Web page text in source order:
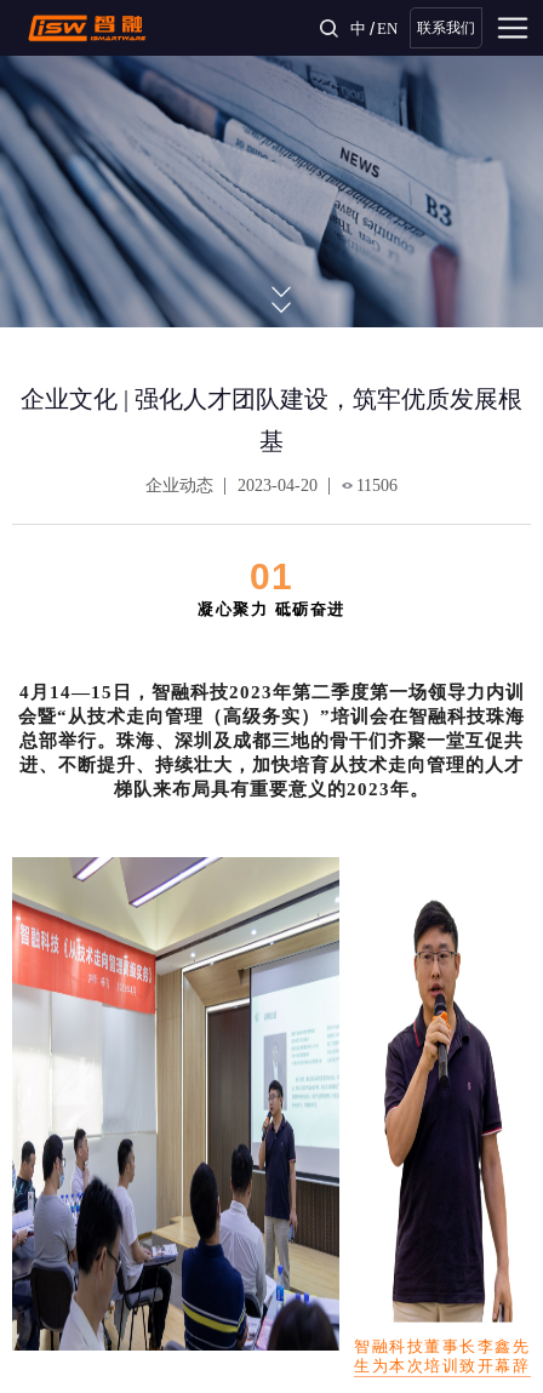
中 /EN 联系我们
企业文化 | 强化人才团队建设，筑牢优质发展根
基
企业动态 2023-04-20 11506
01
凝心聚力 砥砺奋进
4月14—15日，智融科技2023年第二季度第一场领导力内训
会暨“从技术走向管理（高级务实）”培训会在智融科技珠海
总部举行。珠海、深圳及成都三地的骨干们齐聚一堂互促共
进、不断提升、持续壮大，加快培育从技术走向管理的人才
梯队来布局具有重要意义的2023年。
智融科技董事长李鑫先
生为本次培训致开幕辞